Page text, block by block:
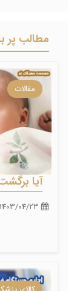
مطالب پر
مقالات
آیا